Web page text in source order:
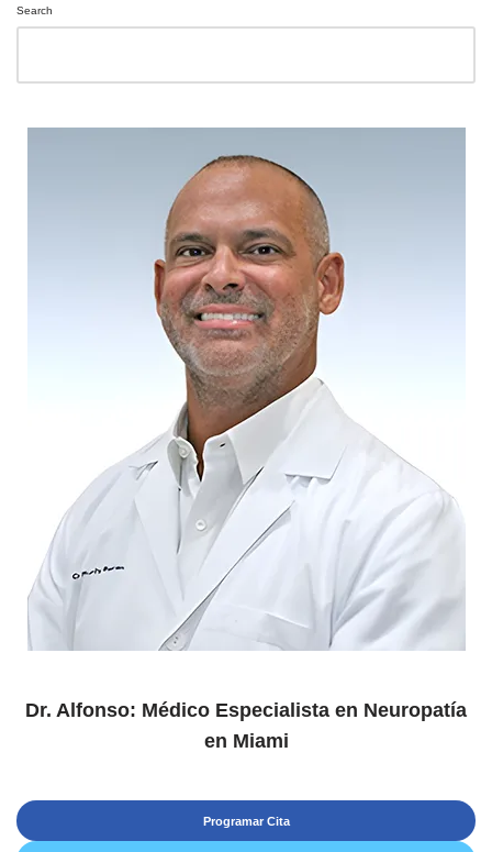
Search
Dr. Alfonso: Médico Especialista en Neuropatía
en Miami
Programar Cita